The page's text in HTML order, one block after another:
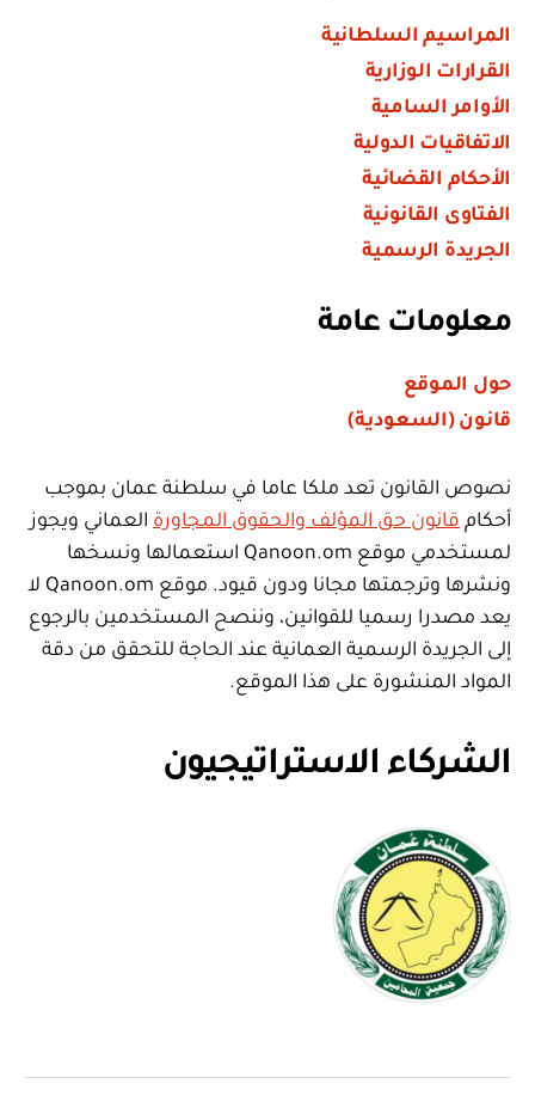
المراسيم السلطانية
القرارات الوزارية
الأوامر السامية
الاتفاقيات الدولية
الأحكام القضائية
الفتاوى القانونية
الجريدة الرسمية
معلومات عامة
حول الموقع
قانون (السعودية)
نصوص القانون تعد ملكا عاما في سلطنة عمان بموجب
أحكام قانون حق المؤلف والحقوق المجاورة العماني ويجوز
لمستخدمي موقع Qanoon.om استعمالها ونسخها
ونشرها وترجمتها مجانا ودون قيود. موقع Qanoon.om لا
يعد مصدرا رسميا للقوانين، وننصح المستخدمين بالرجوع
إلى الجريدة الرسمية العمانية عند الحاجة للتحقق من دقة
المواد المنشورة على هذا الموقع.
الشركاء الاستراتيجيون